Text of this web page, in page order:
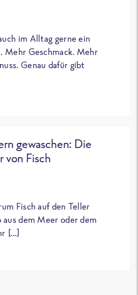
im Alltag gerne ein
Mehr Geschmack. Mehr
Genau dafür gibt
gewaschen: Die
von Fisch
Fisch auf den Teller
dem Meer oder dem
[…]